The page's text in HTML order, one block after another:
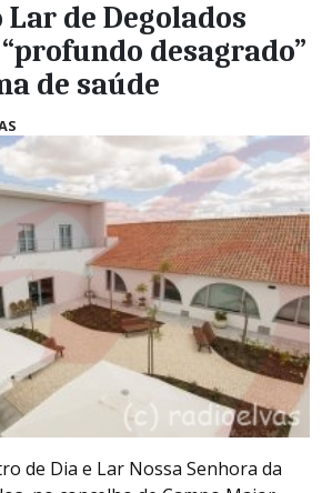
de Degolados
desagrado”
de saúde
de Dia e Lar Nossa Senhora da